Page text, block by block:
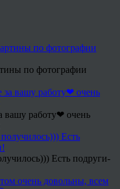
по фотографии
вашу работу❤ очень
Есть подруги-